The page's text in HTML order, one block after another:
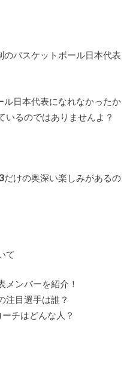
バスケットボール日本代表
ル日本代表になれなかったか
いるのではありませんよ？
だけの奥深い楽しみがあるの
て
ンバーを紹介！
注目選手は誰？
チはどんな人？